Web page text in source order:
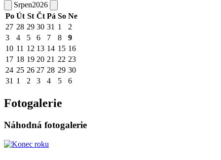
Srpen2026
Po Út St Čt Pá So Ne
27 28 29 30 31 1
2
3
4 5 6 7 8
9
10 11 12 13 14 15 16
17 18 19 20 21 22 23
24 25 26 27 28 29 30
31 1 2 3 4 5 6
Fotogalerie
Náhodná fotogalerie